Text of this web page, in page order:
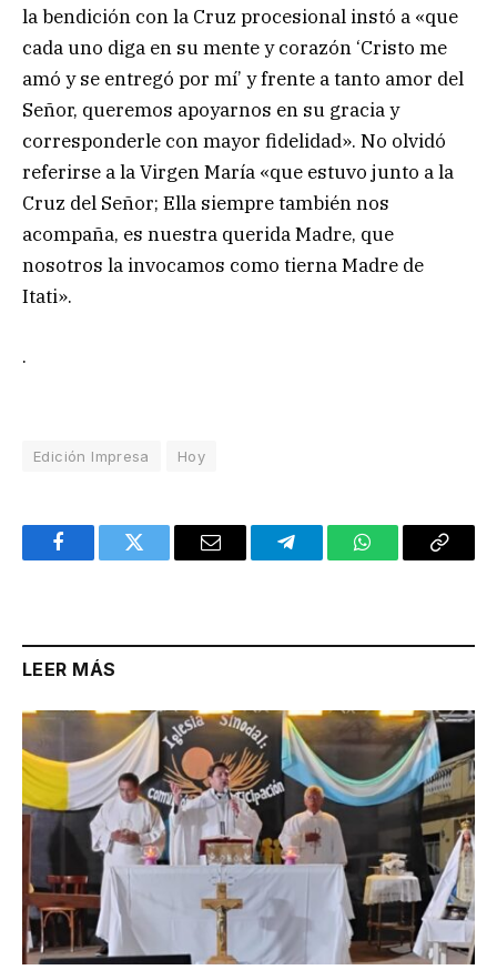
la bendición con la Cruz procesional instó a «que
cada uno diga en su mente y corazón ‘Cristo me
amó y se entregó por mí’ y frente a tanto amor del
Señor, queremos apoyarnos en su gracia y
corresponderle con mayor fidelidad». No olvidó
referirse a la Virgen María «que estuvo junto a la
Cruz del Señor; Ella siempre también nos
acompaña, es nuestra querida Madre, que
nosotros la invocamos como tierna Madre de
Itati».
.
Edición Impresa Hoy
FacebookTwitter Email TelegramWhatsAppCopy
LEER MÁS